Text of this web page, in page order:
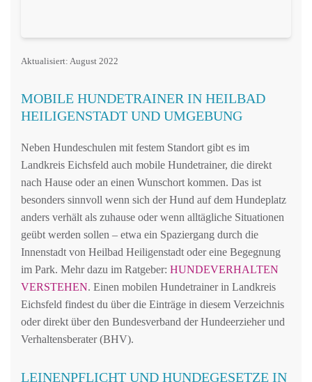
Aktualisiert: August 2022
MOBILE HUNDETRAINER IN HEILBAD
HEILIGENSTADT UND UMGEBUNG
Neben Hundeschulen mit festem Standort gibt es im
Landkreis Eichsfeld auch mobile Hundetrainer, die direkt
nach Hause oder an einen Wunschort kommen. Das ist
besonders sinnvoll wenn sich der Hund auf dem Hundeplatz
anders verhält als zuhause oder wenn alltägliche Situationen
geübt werden sollen – etwa ein Spaziergang durch die
Innenstadt von Heilbad Heiligenstadt oder eine Begegnung
im Park. Mehr dazu im Ratgeber: HUNDEVERHALTEN
VERSTEHEN. Einen mobilen Hundetrainer in Landkreis
Eichsfeld findest du über die Einträge in diesem Verzeichnis
oder direkt über den Bundesverband der Hundeerzieher und
Verhaltensberater (BHV).
LEINENPFLICHT UND HUNDEGESETZE IN